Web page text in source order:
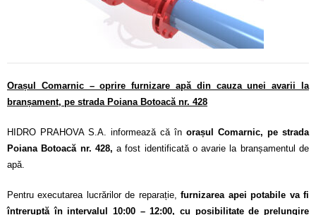
Orașul Comarnic – oprire furnizare apă din cauza unei avarii la
branșament, pe strada Poiana Botoacă nr. 428
HIDRO PRAHOVA S.A. informează că în orașul Comarnic, pe strada
Poiana Botoacă nr. 428, a fost identificată o avarie la branșamentul de
apă.
Pentru executarea lucrărilor de reparație,furnizarea apei potabile va fi
întreruptă în intervalul 10:00 – 12:00, cu posibilitate de prelungire